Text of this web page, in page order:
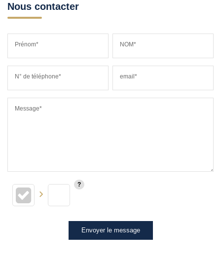
Nous contacter
Prénom* NOM*
N° de téléphone* email*
Message*
Envoyer le message